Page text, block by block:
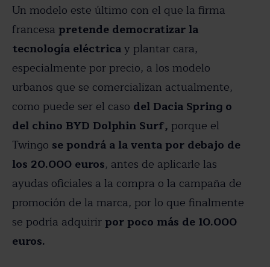
Un modelo este último con el que la firma
francesa pretende democratizar la
tecnología eléctricay plantar cara,
especialmente por precio, a los modelo
urbanos que se comercializan actualmente,
como puede ser el caso del Dacia Spring o
del chino BYD Dolphin Surf, porque el
Twingo se pondrá a la venta por debajo de
los 20.000 euros, antes de aplicarle las
ayudas oficiales a la compra o la campaña de
promoción de la marca, por lo que finalmente
se podría adquirir por poco más de 10.000
euros.